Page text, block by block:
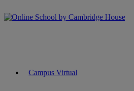
Campus Virtual